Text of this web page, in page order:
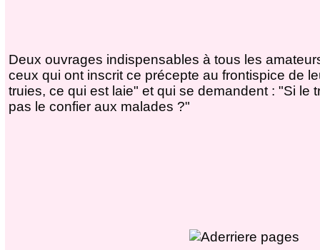
Deux ouvrages indispensables à tous les
ceux qui ont inscrit ce précepte au frontispice de
truies, ce qui est laie" et qui se demandent : "Si le
pas le confier aux malades ?"